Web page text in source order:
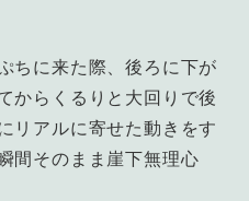
ちに来た際、後ろに下が
からくるりと大回りで後
リアルに寄せた動きをす
間そのまま崖下無理心